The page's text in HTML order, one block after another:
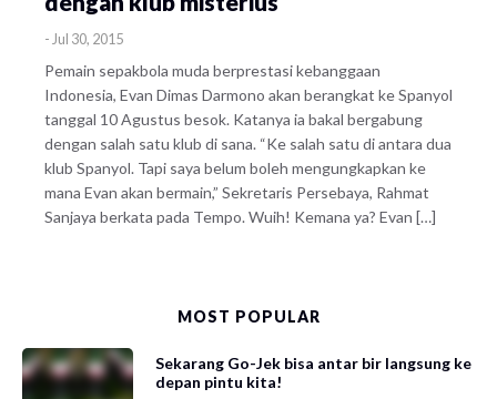
- Jul 30, 2015
Pemain sepakbola muda berprestasi kebanggaan
Indonesia, Evan Dimas Darmono akan berangkat ke Spanyol
tanggal 10 Agustus besok. Katanya ia bakal bergabung
dengan salah satu klub di sana. “Ke salah satu di antara dua
klub Spanyol. Tapi saya belum boleh mengungkapkan ke
mana Evan akan bermain,” Sekretaris Persebaya, Rahmat
Sanjaya berkata pada Tempo. Wuih! Kemana ya? Evan […]
MOST POPULAR
Sekarang Go-Jek bisa antar bir langsung ke
depan pintu kita!